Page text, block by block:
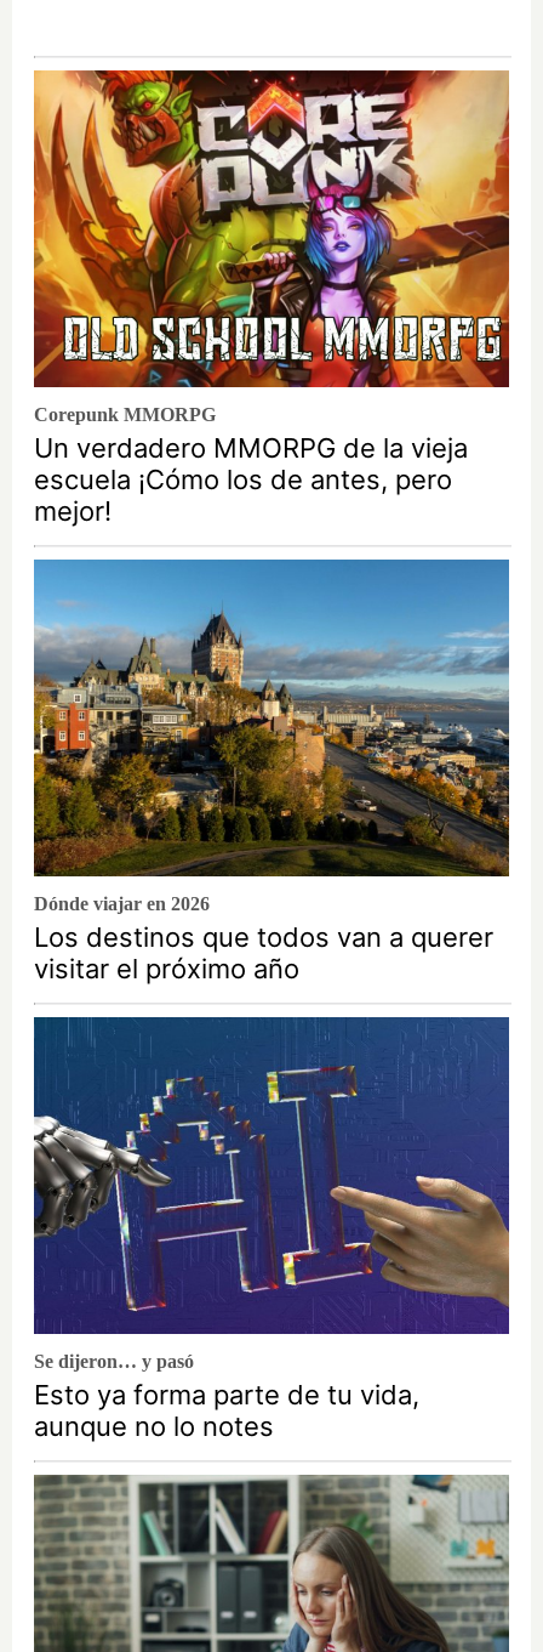
Corepunk MMORPG
Un verdadero MMORPG de la vieja
escuela ¡Cómo los de antes, pero
mejor!
Dónde viajar en 2026
Los destinos que todos van a querer
visitar el próximo año
Se dijeron… y pasó
Esto ya forma parte de tu vida,
aunque no lo notes